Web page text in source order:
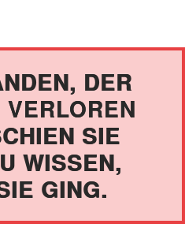
DER
SIE
WISSEN,
GING.